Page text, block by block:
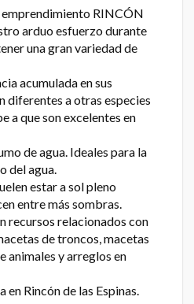
RINCÓN
arduo esfuerzo durante
una gran variedad de
acumulada en sus
diferentes a otras especies
a que son excelentes en
de agua. Ideales para la
del agua.
estar a sol pleno
entre más sombras.
recursos relacionados con
de troncos, macetas
animales y arreglos en
en Rincón de las Espinas.